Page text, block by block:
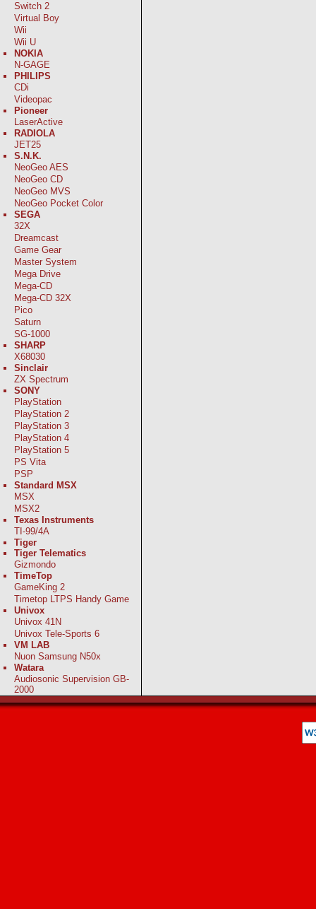
Switch 2
Virtual Boy
Wii
Wii U
NOKIA
N-GAGE
PHILIPS
CDi
Videopac
Pioneer
LaserActive
RADIOLA
JET25
S.N.K.
NeoGeo AES
NeoGeo CD
NeoGeo MVS
NeoGeo Pocket Color
SEGA
32X
Dreamcast
Game Gear
Master System
Mega Drive
Mega-CD
Mega-CD 32X
Pico
Saturn
SG-1000
SHARP
X68030
Sinclair
ZX Spectrum
SONY
PlayStation
PlayStation 2
PlayStation 3
PlayStation 4
PlayStation 5
PS Vita
PSP
Standard MSX
MSX
MSX2
Texas Instruments
TI-99/4A
Tiger
Tiger Telematics
Gizmondo
TimeTop
GameKing 2
Timetop LTPS Handy Game
Univox
Univox 41N
Univox Tele-Sports 6
VM LAB
Nuon Samsung N50x
Watara
Audiosonic Supervision GB-
2000